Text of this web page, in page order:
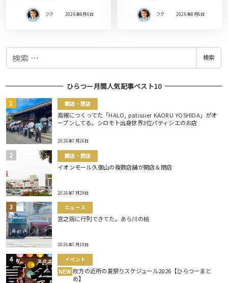
フク 2026年8月6日 フク 2026年8月6日
検
検索
ひらつー月間人気記事ベスト10
開店・閉店
高槻につくってた「HALO, patissier KAORU YOSHIDA」がオ
ープンしてる。シロモト出身世界3位パティシエのお店
2026年7月26日
開店・閉店
イオンモール久御山の複数店舗が開店＆閉店
2026年7月29日
ニュース
宮之阪に行列できてた。あら川の桃
2026年7月10日
イベント
NEW 枚方の近所の夏祭りスケジュール2026【ひらつーまと
め】